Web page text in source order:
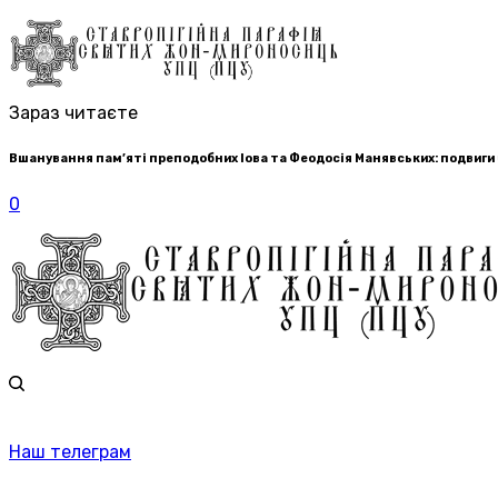
Зараз читаєте
Вшанування пам’яті преподобних Іова та Феодосія Манявських:
0
Наш телеграм